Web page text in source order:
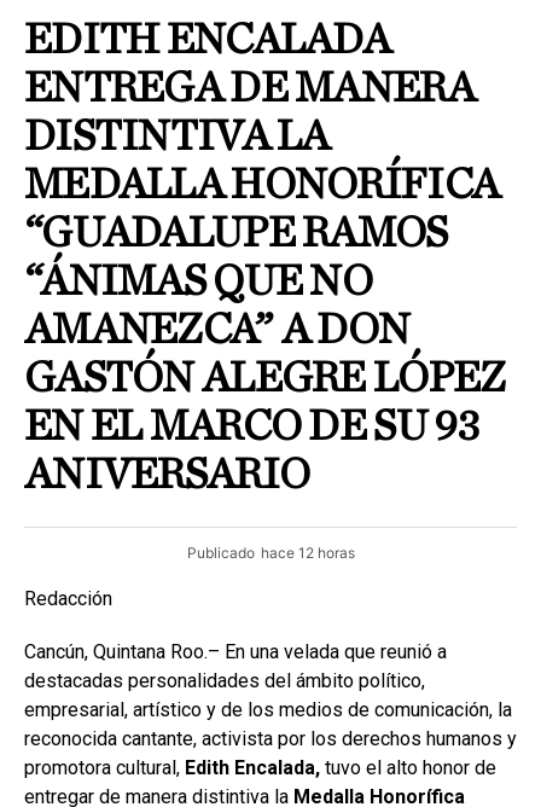
EDITH ENCALADA
ENTREGA DE MANERA
DISTINTIVA LA
MEDALLA HONORÍFICA
“GUADALUPE RAMOS
“ÁNIMAS QUE NO
AMANEZCA” A DON
GASTÓN ALEGRE LÓPEZ
EN EL MARCO DE SU 93
ANIVERSARIO
Publicado hace 12 horas
Redacción
Cancún, Quintana Roo.– En una velada que reunió a
destacadas personalidades del ámbito político,
empresarial, artístico y de los medios de comunicación, la
reconocida cantante, activista por los derechos humanos y
promotora cultural, Edith Encalada, tuvo el alto honor de
entregar de manera distintiva la Medalla Honorífica